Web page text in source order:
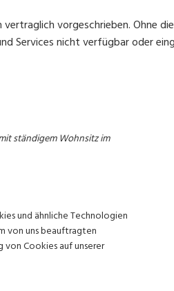
vorgeschrieben. Ohne
Services nicht verfügbar oder
ständigem Wohnsitz im
und ähnliche Technologien
von uns beauftragten
Cookies auf unserer